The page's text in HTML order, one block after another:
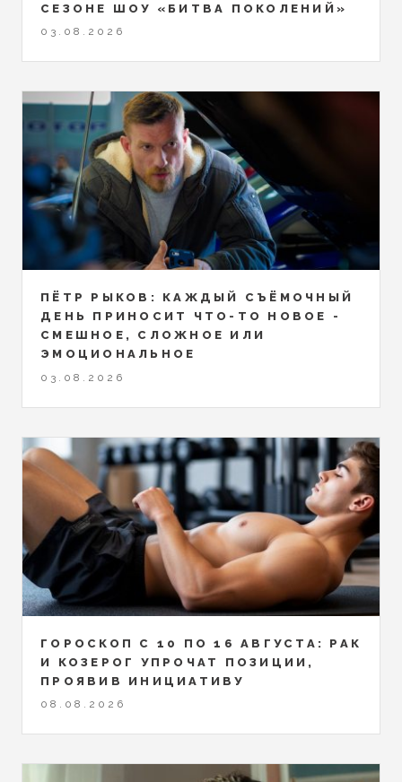
СЕЗОНЕ ШОУ «БИТВА ПОКОЛЕНИЙ»
03.08.2026
ПЁТР РЫКОВ: КАЖДЫЙ СЪЁМОЧНЫЙ
ДЕНЬ ПРИНОСИТ ЧТО-ТО НОВОЕ -
СМЕШНОЕ, СЛОЖНОЕ ИЛИ
ЭМОЦИОНАЛЬНОЕ
03.08.2026
ГОРОСКОП С 10 ПО 16 АВГУСТА: РАК
И КОЗЕРОГ УПРОЧАТ ПОЗИЦИИ,
ПРОЯВИВ ИНИЦИАТИВУ
08.08.2026